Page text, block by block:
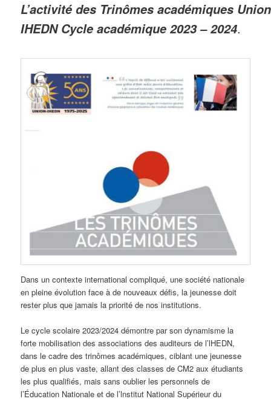
L’activité des Trinômes académiques
IHEDN Cycle académique 2023 – 2024.
Dans un contexte international compliqué, une société nationale
en pleine évolution face à de nouveaux défis, la jeunesse doit
rester plus que jamais la priorité de nos institutions.
Le cycle scolaire 2023/2024 démontre par son dynamisme la
forte mobilisation des associations des auditeurs de l’lHEDN,
dans le cadre des trinômes académiques, ciblant une jeunesse
de plus en plus vaste, allant des classes de CM2 aux étudiants
les plus qualifiés, mais sans oublier les personnels de
l’Éducation Nationale et de l’lnstitut National Supérieur du